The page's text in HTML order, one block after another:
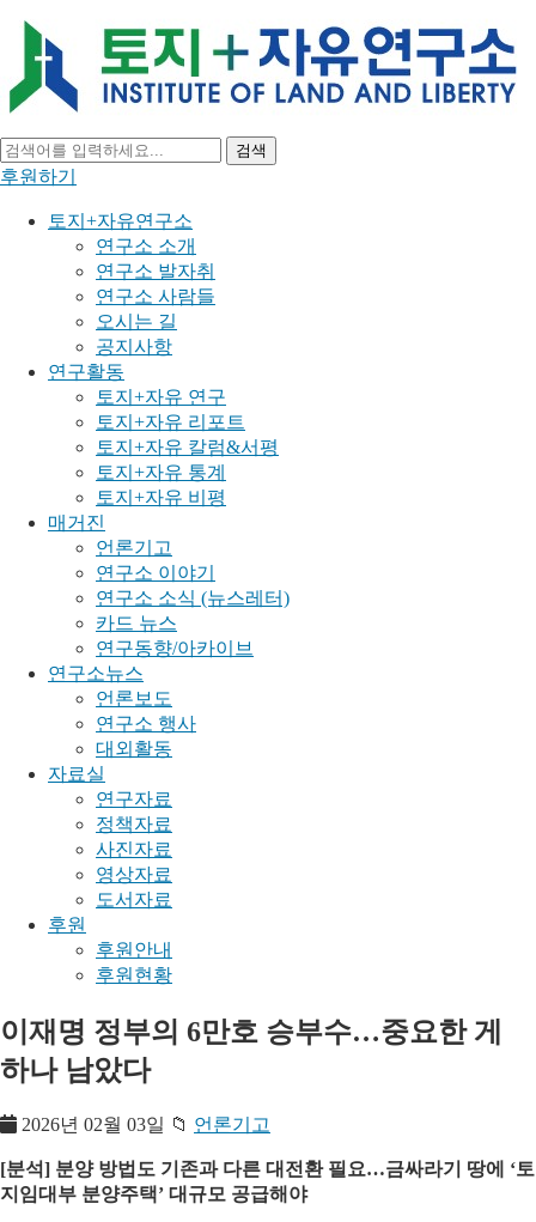
검색
후원하기
토지+자유연구소
연구소 소개
연구소 발자취
연구소 사람들
오시는 길
공지사항
연구활동
토지+자유 연구
토지+자유 리포트
토지+자유 칼럼&서평
토지+자유 통계
토지+자유 비평
매거진
언론기고
연구소 이야기
연구소 소식 (뉴스레터)
카드 뉴스
연구동향/아카이브
연구소뉴스
언론보도
연구소 행사
대외활동
자료실
연구자료
정책자료
사진자료
영상자료
도서자료
후원
후원안내
후원현황
이재명 정부의 6만호 승부수…중요한 게
하나 남았다
2026년 02월 03일 📁 언론기고
[분석] 분양 방법도 기존과 다른 대전환 필요…금싸라기 땅에 ‘토
지임대부 분양주택’ 대규모 공급해야